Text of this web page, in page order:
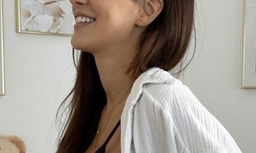
Familie & Liebe
Promiflash Exklusiv
Alle Themen auf Promiflash
Jobs
App runterladen